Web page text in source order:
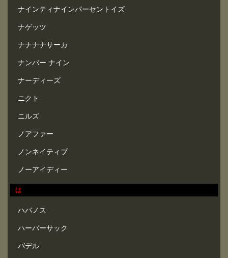
ナインティナインパーセントイズ
ナゲッツ
ナナナナサーカ
ナンバー ナイン
ナーディーズ
ニクト
ニルズ
ノアファー
ノンネイティブ
ノーアイディー
は
ハバノス
ハーバーサック
バデル